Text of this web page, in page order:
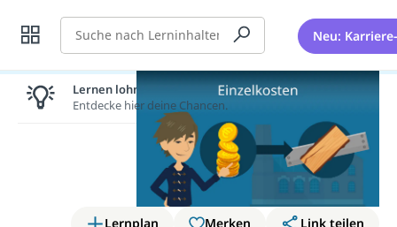
Suche Neu:
Lernplan Merken
Link teilen
Lernen lohnt sich!
Entdecke hier deine Chancen.